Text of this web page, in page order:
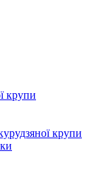
крупи
крупи